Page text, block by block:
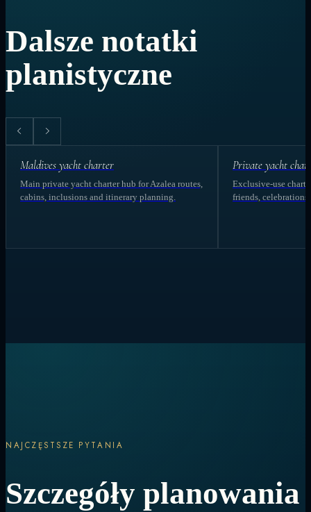
Dalsze notatki
planistyczne
Maldives yacht charter
Main private yacht charter hub for Azalea routes,
cabins, inclusions and itinerary planning.
Private yacht
Exclusive-use
friends, celebrations
NAJCZĘSTSZE PYTANIA
Szczegóły planowania